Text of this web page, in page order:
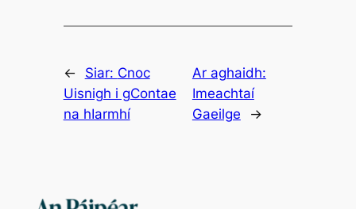
← Siar: Cnoc
Uisnigh i gContae
na hIarmhí
Ar aghaidh:
Imeachtaí
Gaeilge
→